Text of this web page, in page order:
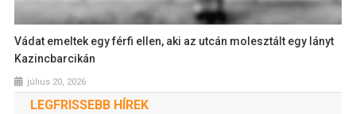
Vádat emeltek egy férfi ellen, aki az utcán molesztált egy lányt
Kazincbarcikán
július 20, 2026
LEGFRISSEBB HÍREK